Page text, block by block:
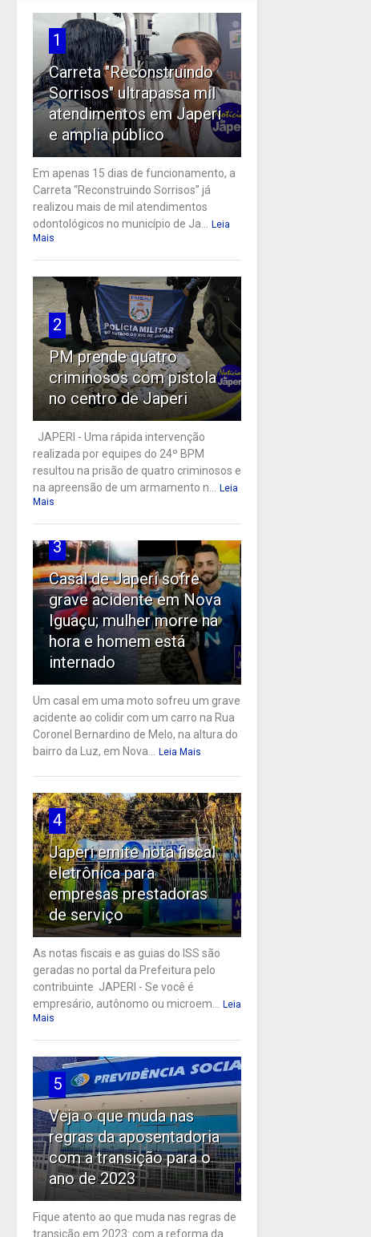
1
Carreta "Reconstruindo
Sorrisos" ultrapassa mil
atendimentos em Japeri
e amplia público
Em apenas 15 dias de funcionamento, a
Carreta “Reconstruindo Sorrisos” já
realizou mais de mil atendimentos
odontológicos no município de Ja...
Leia
Mais
2
PM prende quatro
criminosos com pistola
no centro de Japeri
JAPERI - Uma rápida intervenção
realizada por equipes do 24º BPM
resultou na prisão de quatro criminosos e
na apreensão de um armamento n...
Leia
Mais
3
Casal de Japeri sofre
grave acidente em Nova
Iguaçu; mulher morre na
hora e homem está
internado
Um casal em uma moto sofreu um grave
acidente ao colidir com um carro na Rua
Coronel Bernardino de Melo, na altura do
bairro da Luz, em Nova...
Leia Mais
4
Japeri emite nota fiscal
eletrônica para
empresas prestadoras
de serviço
As notas fiscais e as guias do ISS são
geradas no portal da Prefeitura pelo
contribuinte JAPERI - Se você é
empresário, autônomo ou microem...
Leia
Mais
5
Veja o que muda nas
regras da aposentadoria
com a transição para o
ano de 2023
Fique atento ao que muda nas regras de
transição em 2023: com a reforma da